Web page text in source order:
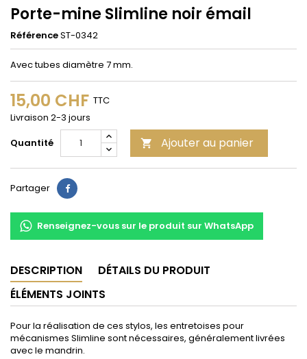
Porte-mine Slimline noir émail
RéférenceST-0342
Avec tubes diamètre 7 mm.
15,00 CHF TTC
Livraison 2-3 jours
Quantité
 Ajouter au panier
Partager Partager
Renseignez-vous sur le produit sur WhatsApp
DESCRIPTION
DÉTAILS DU PRODUIT
ÉLÉMENTS JOINTS
Pour la réalisation de ces stylos, les entretoises pour
mécanismes Slimline sont nécessaires, généralement livrées
avec le mandrin.